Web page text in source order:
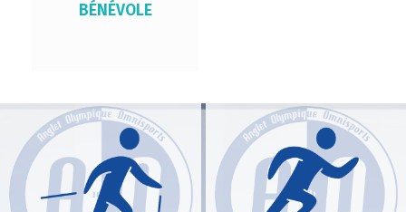
BÉNÉVOLE